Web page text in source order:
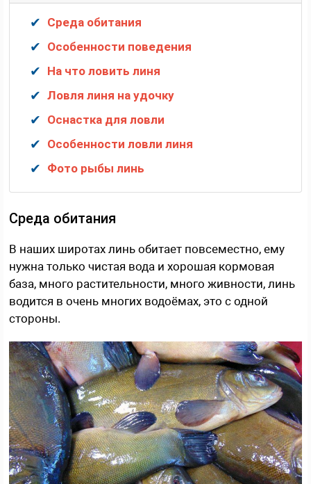
Среда обитания
Особенности поведения
На что ловить линя
Ловля линя на удочку
Оснастка для ловли
Особенности ловли линя
Фото рыбы линь
Среда обитания
В наших широтах линь обитает повсеместно, ему
нужна только чистая вода и хорошая кормовая
база, много растительности, много живности, линь
водится в очень многих водоёмах, это с одной
стороны.